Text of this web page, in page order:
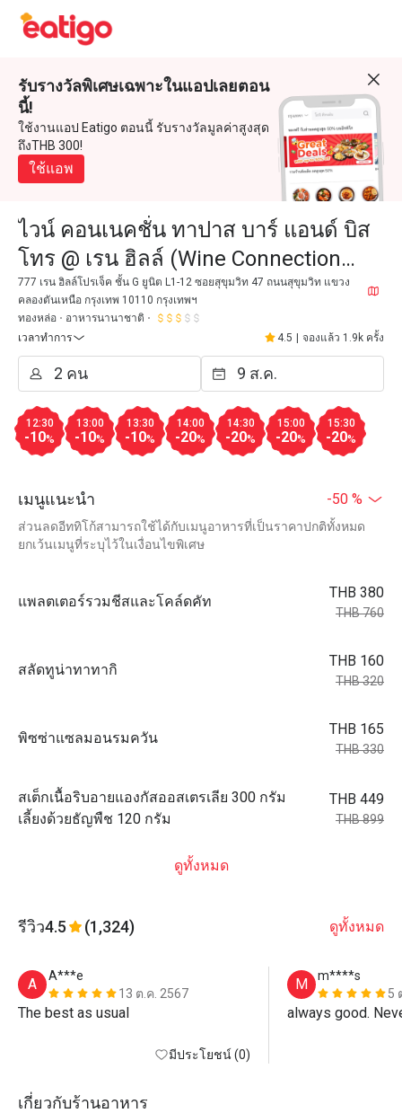
รับรางวัลพิเศษเฉพาะในแอปเลยตอน
นี้!
ใช้งานแอป Eatigo ตอนนี้ รับรางวัลมูลค่าสูงสุด
ถึงTHB 300!
ใช้แอพ
ไวน์ คอนเนคชั่น ทาปาส บาร์ แอนด์ บิส
โทร @ เรน ฮิลล์ (Wine Connection
Tapas Bar @ Rain Hill)
777 เรน ฮิลล์โปรเจ็ค ชั้น G ยูนิต L1-12 ซอยสุขุมวิท 47 ถนนสุขุมวิท แขวง
คลองตันเหนือ กรุงเทพ 10110 กรุงเทพฯ
ทองหล่อ
อาหารนานาชาติ
เวลาทำการ
4.5 จองแล้ว 1.9k ครั้ง
12:30
-10%
13:00
-10%
13:30
-10%
14:00
-20%
14:30
-20%
15:00
-20%
15:30
-20%
เมนูแนะนำ -50 %
ส่วนลดอีททิโก้สามารถใช้ได้กับเมนูอาหารที่เป็นราคาปกติทั้งหมด
ยกเว้นเมนูที่ระบุไว้ในเงื่อนไขพิเศษ
แพลตเตอร์รวมชีสและโคล์ดคัท
THB 380
THB 760
สลัดทูน่าทาทากิ
THB 160
THB 320
พิซซ่าแซลมอนรมควัน
THB 165
THB 330
สเต็กเนื้อริบอายแองกัสออสเตรเลีย 300 กรัม
เลี้ยงด้วยธัญพืช 120 กรัม
THB 449
THB 899
ดูทั้งหมด
รีวิว4.5 (1,324) ดูทั้งหมด
A
A***e
13 ต.ค. 2567
มีประโยชน์ (0)
M
m****s
5
always good.
เกี่ยวกับร้านอาหาร